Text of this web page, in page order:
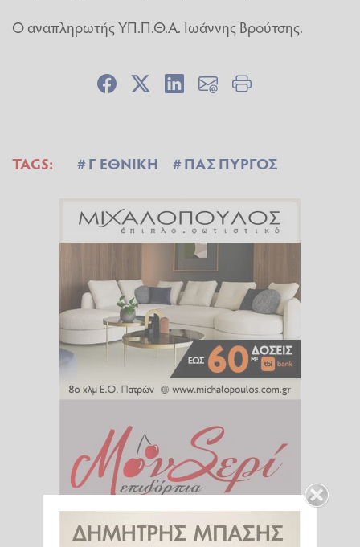
Ο αναπληρωτής ΥΠ.Π.Θ.Α. Ιωάννης Βρούτσης.
TAGS: Γ ΕΘΝΙΚΗ ΠΑΣ ΠΥΡΓΟΣ